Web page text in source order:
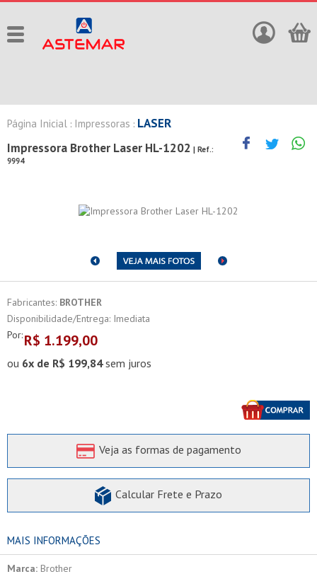
Página Inicial : Impressoras : LASER
Impressora Brother Laser HL-1202 | Ref.:
9994
Fabricantes: BROTHER
Disponibilidade/Entrega: Imediata
Por:R$ 1.199,00
ou 6x de R$ 199,84sem juros
Veja as formas de pagamento
Calcular Frete e Prazo
MAIS INFORMAÇÕES
Marca: Brother